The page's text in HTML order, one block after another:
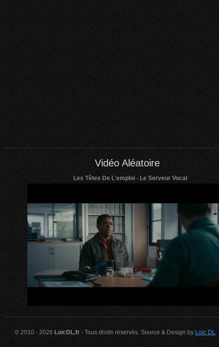
Vidéo Aléatoire
Les Têtes De L'emploi - Le Serveur Vocal
© 2010 - 2026 LoicDL.fr- Tous droits réservés. Source & Design byLoic DL